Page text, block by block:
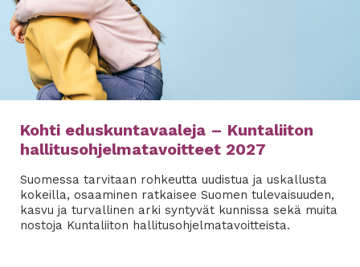
Kohti eduskuntavaaleja – Kuntaliiton
hallitusohjelmatavoitteet 2027
Suomessa tarvitaan rohkeutta uudistua ja uskallusta
kokeilla, osaaminen ratkaisee Suomen tulevaisuuden,
kasvu ja turvallinen arki syntyvät kunnissa sekä muita
nostoja Kuntaliiton hallitusohjelmatavoitteista.